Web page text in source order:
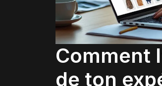
Comment
de ton